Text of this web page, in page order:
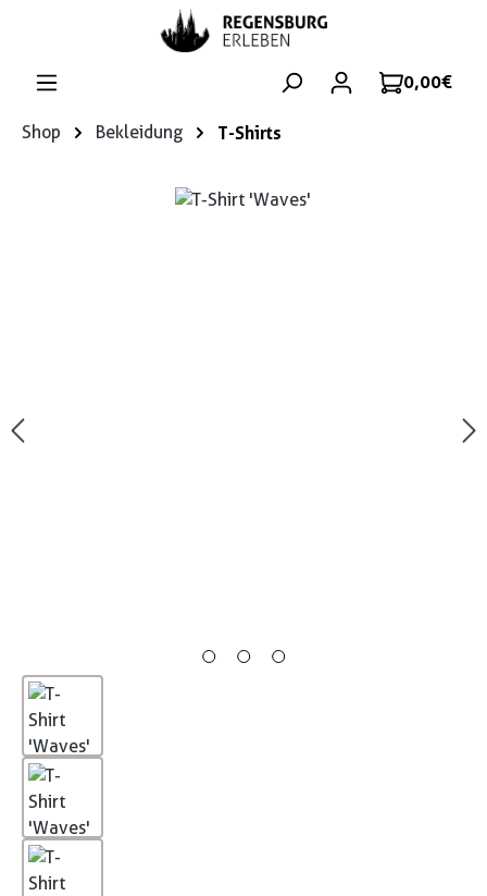
Zum Hauptinhalt springen
0,00 €
Shop Bekleidung T-Shirts
Bildergalerie überspringen